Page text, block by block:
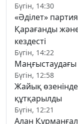
Бүгін, 14:30
«Әділет»
Қарағанды
кездесті
Бүгін, 14:22
Бүгін, 12:58
Жайық
құтқарылды
Бүгін, 12:21
Алан